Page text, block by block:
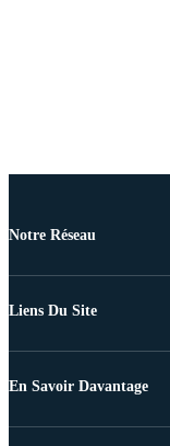
Notre Réseau
Liens Du Site
En Savoir Davantage